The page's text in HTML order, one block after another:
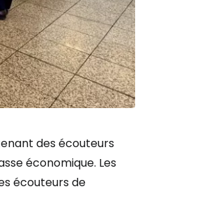
des écouteurs
économique. Les
écouteurs de